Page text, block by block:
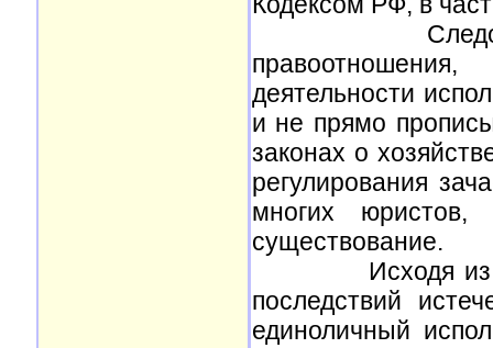
деятельности
и не прямо
законах о
регулирования
многих
существование.
Исходя из
последствий
единоличный